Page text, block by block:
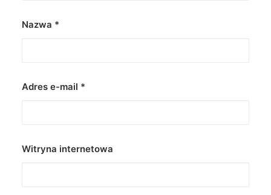
Nazwa *
Adres e-mail *
Witryna internetowa